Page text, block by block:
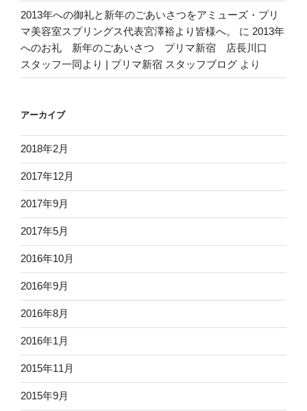
2013年への御礼と新年のごあいさつをアミューズ・プリ
マ美容室スプリングス代表宮澤裕より皆様へ。
に 2013年
へのお礼 新年のごあいさつ プリマ新宿 店長川口
スタッフ一同より | プリマ新宿 スタッフブログ より
アーカイブ
2018年2月
2017年12月
2017年9月
2017年5月
2016年10月
2016年9月
2016年8月
2016年1月
2015年11月
2015年9月